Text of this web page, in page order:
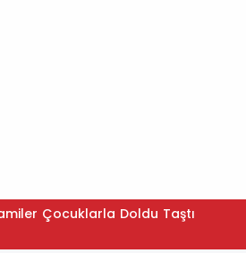
Çocuklarla Doldu Taştı